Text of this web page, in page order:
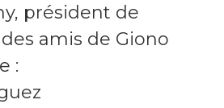
président de
des amis de Giono
: